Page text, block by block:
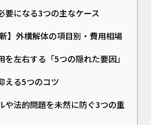
要になる3つの主なケース
】外構解体の項目別・費用相場
を左右する「5つの隠れた要因」
える5つのコツ
や法的問題を未然に防ぐ3つの重